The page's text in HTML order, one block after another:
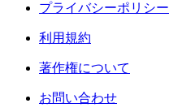
プライバシーポリシー
利用規約
著作権について
お問い合わせ